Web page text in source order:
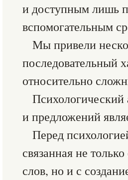
и доступным лишь
вспомогательным
Мы привели
последовательный
относительно
и предложений
Перед
связанная не
слов, но и с